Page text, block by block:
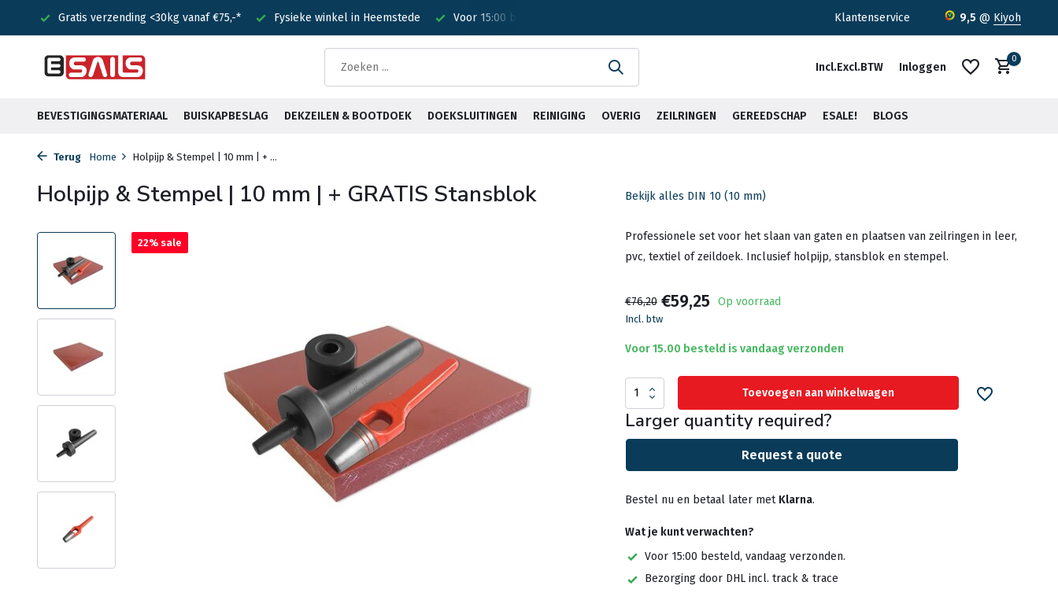
Gratis verzending <30kg vanaf €75,-* Fysieke winkel in Heemstede Voor 15:00 besteld? Is vandaag verzonden! Gratis verzending <30kg vanaf €75,-*
Klantenservice 9,5 @ Kiyoh
Incl.Excl.BTW Inloggen
0
BEVESTIGINGSMATERIAAL BUISKAPBESLAG DEKZEILEN & BOOTDOEK DOEKSLUITINGEN REINIGING OVERIG ZEILRINGEN GEREEDSCHAP ESALE! BLOGS
Terug Home Holpijp & Stempel | 10 mm | + ...
Holpijp & Stempel | 10 mm | + GRATIS Stansblok
22% sale
Bekijk alles DIN 10 (10 mm)
Professionele set voor het slaan van gaten en plaatsen van zeilringen in leer,
pvc, textiel of zeildoek. Inclusief holpijp, stansblok en stempel.
€76,20 €59,25 Op voorraad
Incl. btw
Voor 15.00 besteld is vandaag verzonden
Toevoegen aan winkelwagen
Larger quantity required?
Request a quote
Bestel nu en betaal later met Klarna.
Wat je kunt verwachten?
Voor 15:00 besteld, vandaag verzonden.
Bezorging door DHL incl. track & trace